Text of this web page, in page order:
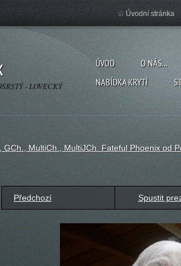
- LOVECKÝ
ÚVOD O NÁS...
NABÍDKA KRYTÍ
Úvodní stránka
GCh., MultiCh., MultiJCh. Fateful Phoenix od
Předchozí Spustit